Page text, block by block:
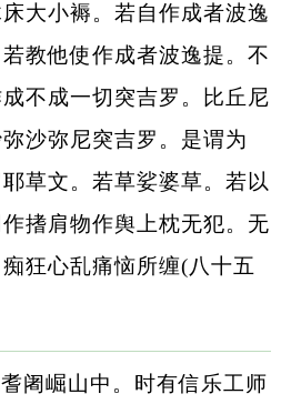
大小褥。若自作成者波逸
教他使作成者波逸提。不
不成一切突吉罗。比丘尼
沙弥尼突吉罗。是谓为
草文。若草娑婆草。若以
搘肩物作舆上枕无犯。无
狂心乱痛恼所缠(八十五
阇崛山中。时有信乐工师